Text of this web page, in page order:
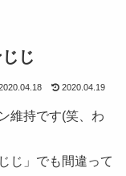
じ
2020.04.19
維持です(笑、わ
じ」でも間違って